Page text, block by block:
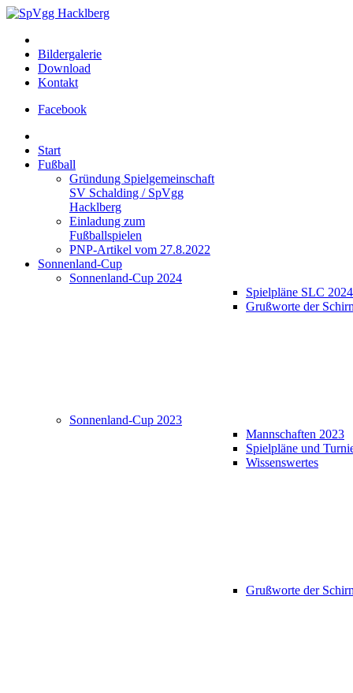
Bildergalerie
Download
Kontakt
Facebook
Start
Fußball
Gründung Spielgemeinschaft
SV Schalding / SpVgg
Hacklberg
Einladung zum
Fußballspielen
PNP-Artikel vom 27.8.2022
Sonnenland-Cup
Sonnenland-Cup 2024
Spielpläne SLC 2024
Grußworte der
Sonnenland-Cup 2023
Mannschaften 2023
Spielpläne und
Wissenswertes
Grußworte der